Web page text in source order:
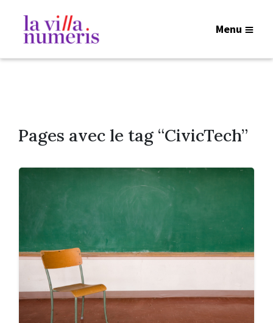
Menu
Pages avec le tag “CivicTech”